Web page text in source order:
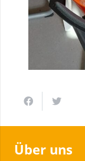
Über uns